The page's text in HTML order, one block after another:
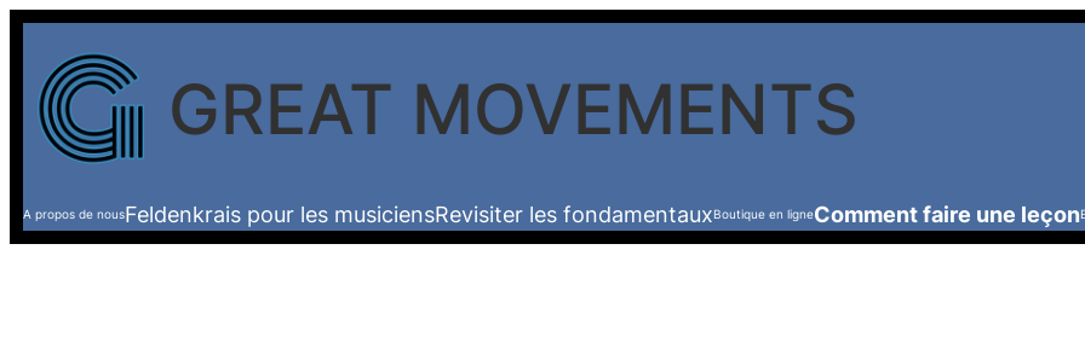
Aller
contenu
GREAT MOVEMENTS
A propos de nousFeldenkrais pour les musiciensRevisiter les fondamentauxBoutique en ligneComment faire une leçon